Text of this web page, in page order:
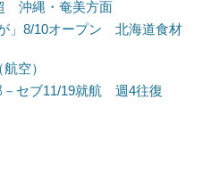
沖縄・奄美方面
」8/10オープン 北海道食材
空）
－セブ11/19就航 週4往復